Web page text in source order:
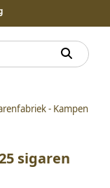
- Kampen
sigaren